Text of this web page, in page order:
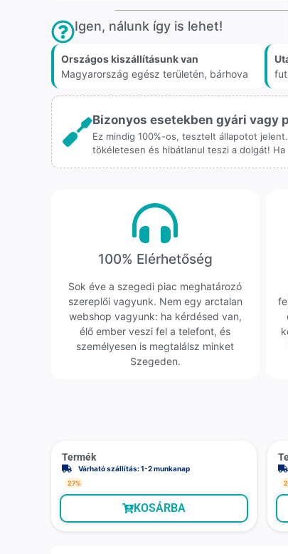
Igen, nálunk így is lehet!
Országos kiszállításunk van
Magyarország egész területén, bárhova
Bizonyos esetekben gyári vagy
Ez mindig 100%-os, tesztelt állapotot
tökéletesen és hibátlanul teszi a dolgát!
100% Elérhetőség
Sok éve a szegedi piac meghatározó
szereplői vagyunk. Nem egy arctalan
webshop vagyunk: ha kérdésed van,
élő ember veszi fel a telefont, és
személyesen is megtalálsz minket
Szegeden.
Termék
Várható szállítás: 1-2 munkanap
27%
KOSÁRBA